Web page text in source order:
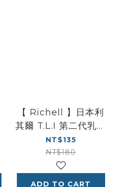
【 Richell 】日本利
其爾 T.L.I 第二代乳牙
刷系列 | 纖柔毛家長輔
助用嬰幼兒牙刷 2入組
NT$135
NT$180
ADD TO CART